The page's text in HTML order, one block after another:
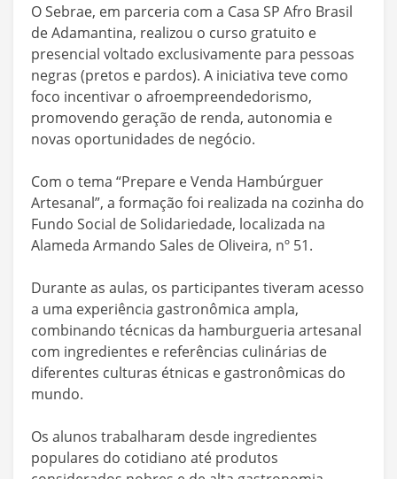
O Sebrae, em parceria com a Casa SP Afro Brasil
de Adamantina, realizou o curso gratuito e
presencial voltado exclusivamente para pessoas
negras (pretos e pardos). A iniciativa teve como
foco incentivar o afroempreendedorismo,
promovendo geração de renda, autonomia e
novas oportunidades de negócio.
Com o tema “Prepare e Venda Hambúrguer
Artesanal”, a formação foi realizada na cozinha do
Fundo Social de Solidariedade, localizada na
Alameda Armando Sales de Oliveira, nº 51.
Durante as aulas, os participantes tiveram acesso
a uma experiência gastronômica ampla,
combinando técnicas da hamburgueria artesanal
com ingredientes e referências culinárias de
diferentes culturas étnicas e gastronômicas do
mundo.
Os alunos trabalharam desde ingredientes
populares do cotidiano até produtos